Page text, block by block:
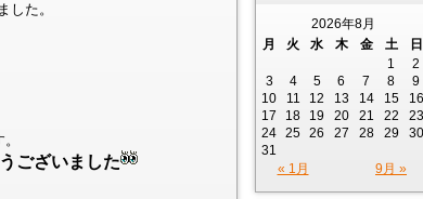
た。
ございました
2026年8月
月
火 水 木 金 土 日
« 1月 9月 »
1
2
3
4 5 6 7 8
9
10
11 12 13 14 15
16
17
18 19 20 21 22
23
24 25 26 27 28 29
30
31